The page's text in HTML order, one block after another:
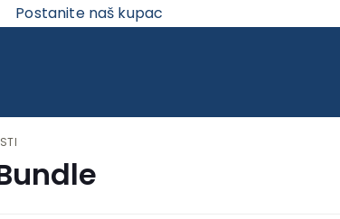
Postanite naš kupac